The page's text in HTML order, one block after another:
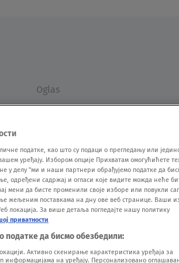
Oglas
SPORT VIDEO NOVA BAZA
податке, као што су подаци о прегледању или
уређају. Избором опције Прихватам омогућићете
у делу "ми и наши партнери обрађујемо податке да
одређени садржај и огласи које видите можда неће
мени да бисте променили своје изборе или повукли
жељеним поставкама на дну ове веб странице. Ваши
локација. За више детаља погледајте нашу политику
приватности
податке да бисмо обезбедили:
Активно скенирање карактеристика уређаја за
на уређају. Персонализовано